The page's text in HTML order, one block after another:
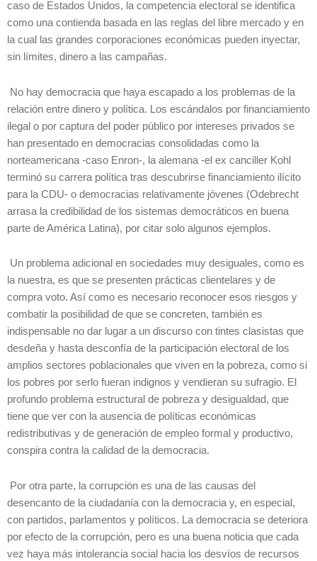
caso de Estados Unidos, la competencia electoral se identifica
como una contienda basada en las reglas del libre mercado y en
la cual las grandes corporaciones económicas pueden inyectar,
sin límites, dinero a las campañas.
No hay democracia que haya escapado a los problemas de la
relación entre dinero y política. Los escándalos por financiamiento
ilegal o por captura del poder público por intereses privados se
han presentado en democracias consolidadas como la
norteamericana -caso Enron-, la alemana -el ex canciller Kohl
terminó su carrera política tras descubrirse financiamiento ilícito
para la CDU- o democracias relativamente jóvenes (Odebrecht
arrasa la credibilidad de los sistemas democráticos en buena
parte de América Latina), por citar solo algunos ejemplos.
Un problema adicional en sociedades muy desiguales, como es
la nuestra, es que se presenten prácticas clientelares y de
compra voto. Así como es necesario reconocer esos riesgos y
combatir la posibilidad de que se concreten, también es
indispensable no dar lugar a un discurso con tintes clasistas que
desdeña y hasta desconfía de la participación electoral de los
amplios sectores poblacionales que viven en la pobreza, como si
los pobres por serlo fueran indignos y vendieran su sufragio. El
profundo problema estructural de pobreza y desigualdad, que
tiene que ver con la ausencia de políticas económicas
redistributivas y de generación de empleo formal y productivo,
conspira contra la calidad de la democracia.
Por otra parte, la corrupción es una de las causas del
desencanto de la ciudadanía con la democracia y, en especial,
con partidos, parlamentos y políticos. La democracia se deteriora
por efecto de la corrupción, pero es una buena noticia que cada
vez haya más intolerancia social hacia los desvíos de recursos